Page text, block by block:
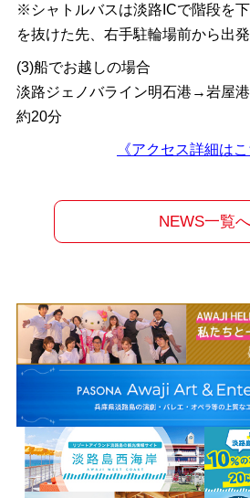
※シャトルバスは淡路ICで階段を
を抜けた先、右手駐輪場前から出発
(3)船でお越しの場合
淡路ジェノバライン明石港→岩屋
約20分
《アクセス詳細はこ
NEWS一覧へ